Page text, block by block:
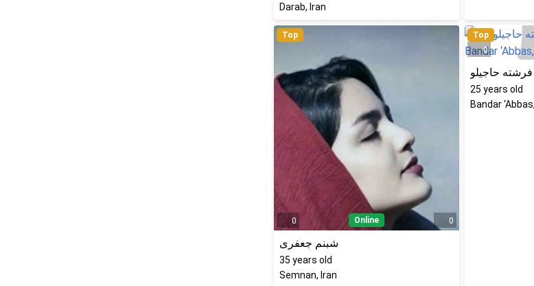
Darab, Iran
Top
0 Online 0
شبنم جعفری
35 years old
Semnan, Iran
Top
0
فرشته حاجیلو
25 years old
Bandar